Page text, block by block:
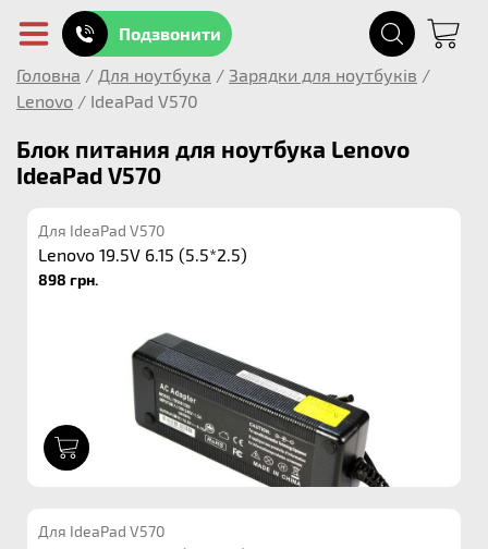
Подзвонити
Головна / Для ноутбука / Зарядки для ноутбуків /
Lenovo / IdeaPad V570
Блок питания для ноутбука Lenovo
IdeaPad V570
Для IdeaPad V570
Lenovo 19.5V 6.15 (5.5*2.5)
898 грн.
Для IdeaPad V570